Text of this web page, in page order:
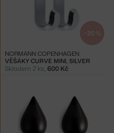
−20 %
VĚŠÁKY CURVE MINI, SILVER
NORMANN COPENHAGEN
Skladem 2 ks 600 Kč